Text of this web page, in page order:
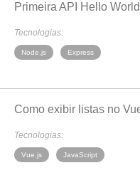
Primeira API Hello
Tecnologias:
Node.js Express
Como exibir listas no
Tecnologias:
Vue.js JavaScript